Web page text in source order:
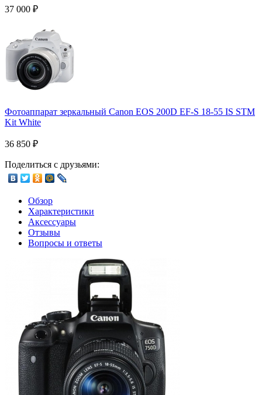
37 000 ₽
Фотоаппарат зеркальный Canon EOS 200D EF-S 18-55 IS STM
Kit White
36 850 ₽
Поделиться с друзьями:
Обзор
Характеристики
Аксессуары
Отзывы
Вопросы и ответы